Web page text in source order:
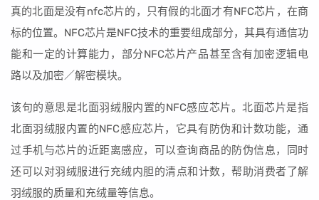
真的北面是没有nfc芯片的，只有假的北面才有NFC芯片，在商
标的位置。NFC芯片是NFC技术的重要组成部分，其具有通信功
能和一定的计算能力，部分NFC芯片产品甚至含有加密逻辑电
路以及加密／解密模块。
该句的意思是北面羽绒服内置的NFC感应芯片。北面芯片是指
北面羽绒服内置的NFC感应芯片，它具有防伪和计数功能，通
过手机与芯片的近距离感应，可以查询商品的防伪信息，同时
还可以对羽绒服进行充绒内胆的清点和计数，帮助消费者了解
羽绒服的质量和充绒量等信息。